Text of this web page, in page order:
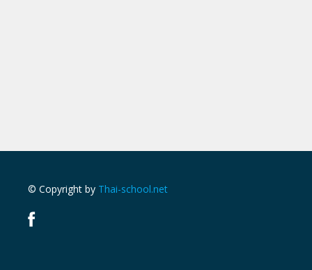
© Copyright by Thai-school.net